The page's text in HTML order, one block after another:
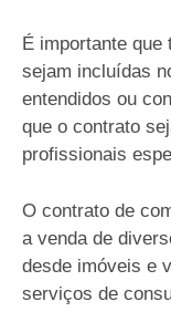
É importante
sejam incluídas
entendidos ou
que o contrato
profissionais
O contrato de
a venda de
desde imóveis e
serviços de